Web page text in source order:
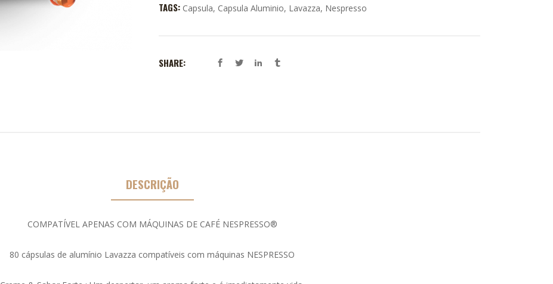
TAGS: Capsula, Capsula Aluminio, Lavazza, Nespresso
SHARE:
DESCRIÇÃO
COMPATÍVEL APENAS COM MÁQUINAS DE CAFÉ NESPRESSO®
80 cápsulas de alumínio Lavazza compatíveis com máquinas NESPRESSO